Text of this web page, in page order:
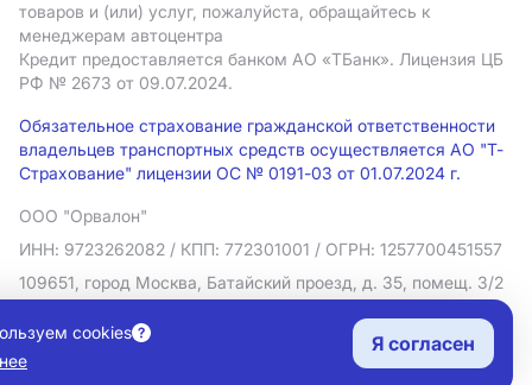
товаров и (или) услуг, пожалуйста, обращайтесь к
менеджерам автоцентра
Кредит предоставляется банком АO «ТБанк». Лицензия ЦБ
РФ № 2673 от 09.07.2024.
Обязательное страхование гражданской ответственности
владельцев транспортных средств осуществляется АО "Т-
Страхование" лицензии ОС № 0191-03 от 01.07.2024 г.
ООО "Орвалон"
ИНН: 9723262082 / КПП: 772301001 / ОГРН: 1257700451557
109651, город Москва, Батайский проезд, д. 35, помещ. 3/2
Политика в отношении обработки персональных данных
Согласие на рекламную рассылку
Правовая информация
cookies
Я согласен